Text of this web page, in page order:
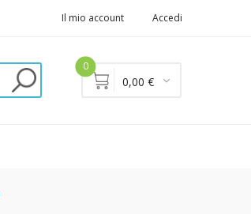
Il mio account Accedi
0
0,00 €